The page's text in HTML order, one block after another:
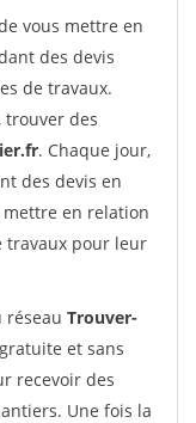
vous mettre en
des devis
de travaux.
trouver des
. Chaque jour,
des devis en
en relation
travaux pour leur
réseau Trouver-
et sans
recevoir des
Une fois la